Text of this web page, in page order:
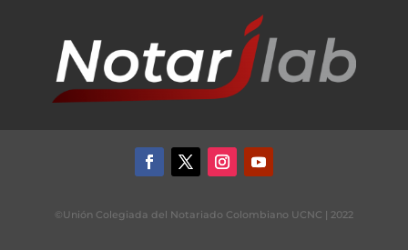
©Unión Colegiada del Notariado Colombiano UCNC | 2022